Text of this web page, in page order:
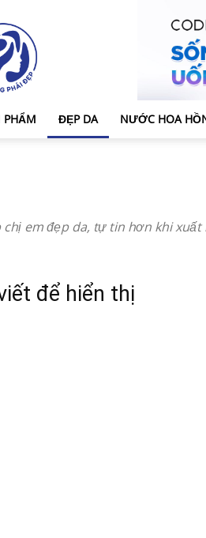
Cẩm
Nang
Phái
Đẹp
PHẨM ĐẸP DA NƯỚC HOA
em đẹp da, tự tin hơn khi
để hiển thị